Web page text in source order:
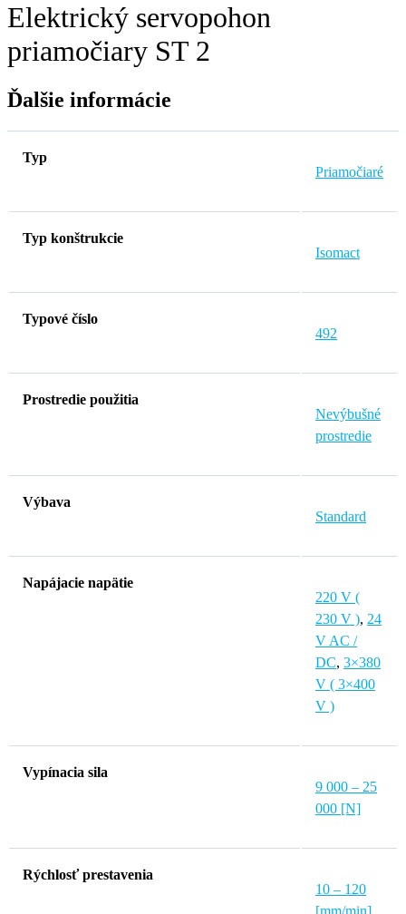
Elektrický servopohon
priamočiary ST 2
Ďalšie informácie
Typ
Priamočiaré
Typ konštrukcie
Isomact
Typové číslo
492
Prostredie použitia
Nevýbušné
prostredie
Výbava
Standard
Napájacie napätie
220 V (
230 V ), 24
V AC /
DC, 3×380
V ( 3×400
V )
Vypínacia sila
9 000 – 25
000 [N]
Rýchlosť prestavenia
10 – 120
[mm/min]